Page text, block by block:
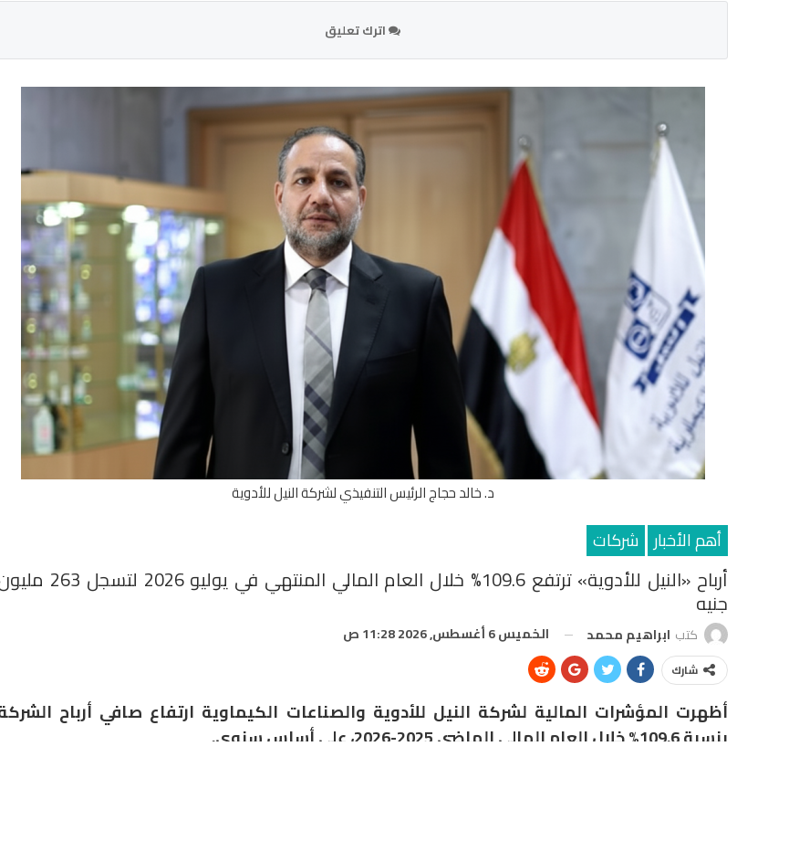
اترك تعليق
د. خالد حجاج الرئيس التنفيذي لشركة النيل للأدوية
أهم الأخبار شركات
أرباح «النيل للأدوية» ترتفع 109.6% خلال العام المالي المنتهي في يوليو
جنيه
كتب ابراهيم محمد الخميس 6 أغسطس, 2026 11:28 ص
شارك
أظهرت المؤشرات المالية لشركة النيل للأدوية والصناعات الكيماوية ارتفاع صافي أرباح
بنسبة 109.6% خلال العام المالي الماضي 2025-2026، على أساس سنوي.